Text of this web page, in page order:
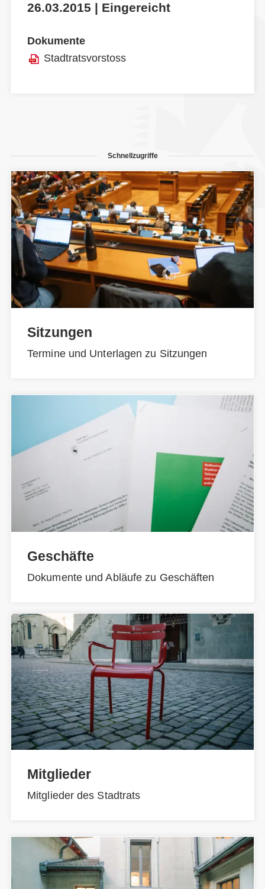
26.03.2015 | Eingereicht
Dokumente
Stadtratsvorstoss
Schnellzugriffe
Sitzungen
Termine und Unterlagen zu Sitzungen
Geschäfte
Dokumente und Abläufe zu Geschäften
Mitglieder
Mitglieder des Stadtrats